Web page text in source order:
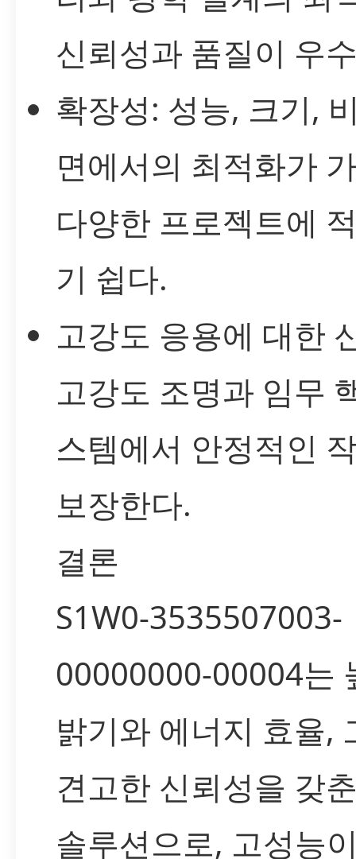
신뢰성과 품질이 우
확장성: 성능, 크기,
면에서의 최적화가
다양한 프로젝트에
기 쉽다.
고강도 응용에 대한
고강도 조명과 임무
스템에서 안정적인
보장한다.
결론
S1W0-3535507003-
00000000-00004는
밝기와 에너지 효율,
견고한 신뢰성을 갖
솔루션으로, 고성능